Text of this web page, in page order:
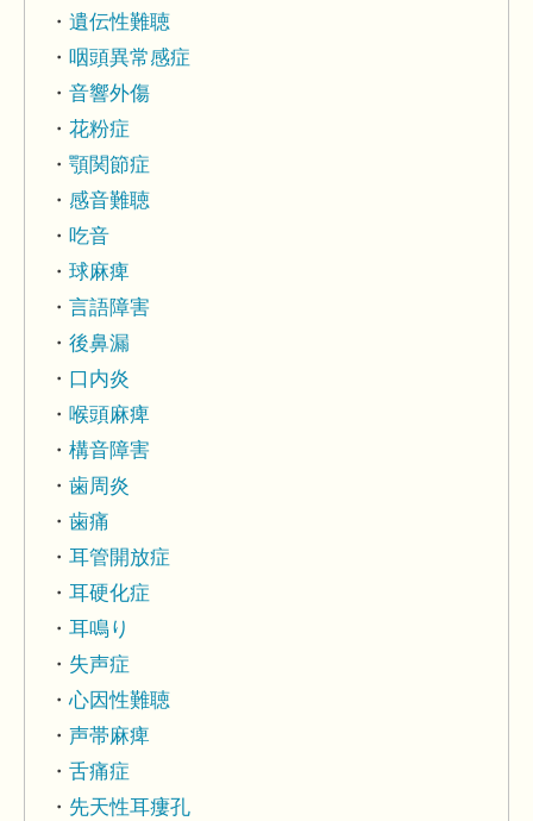
遺伝性難聴
咽頭異常感症
音響外傷
花粉症
顎関節症
感音難聴
吃音
球麻痺
言語障害
後鼻漏
口内炎
喉頭麻痺
構音障害
歯周炎
歯痛
耳管開放症
耳硬化症
耳鳴り
失声症
心因性難聴
声帯麻痺
舌痛症
先天性耳瘻孔